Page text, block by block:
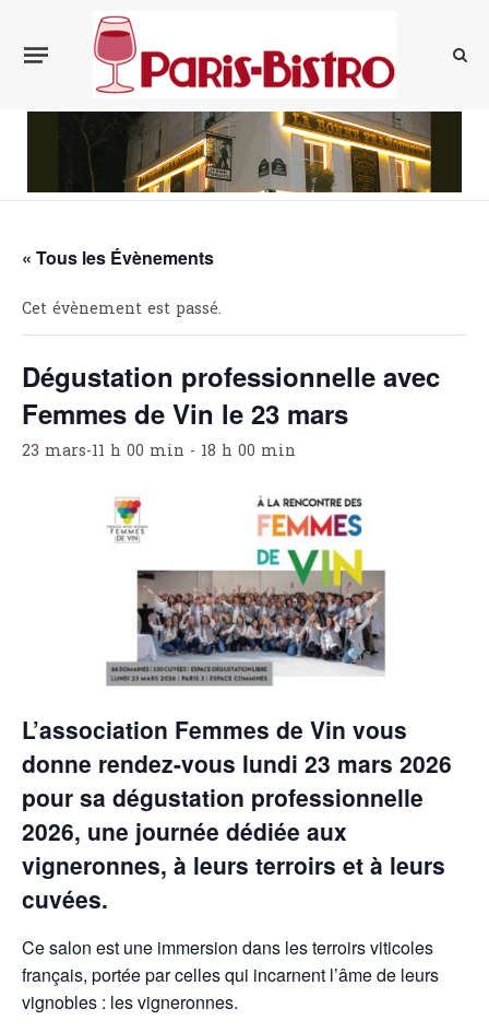
« Tous les Évènements
Cet évènement est passé.
Dégustation professionnelle avec
Femmes de Vin le 23 mars
23 mars-11 h 00 min - 18 h 00 min
L’association Femmes de Vin vous
donne rendez-vous lundi 23 mars 2026
pour sa dégustation professionnelle
2026, une journée dédiée aux
vigneronnes, à leurs terroirs et à leurs
cuvées.
Ce salon est une immersion dans les terroirs viticoles
français, portée par celles qui incarnent l’âme de leurs
vignobles : les vigneronnes.